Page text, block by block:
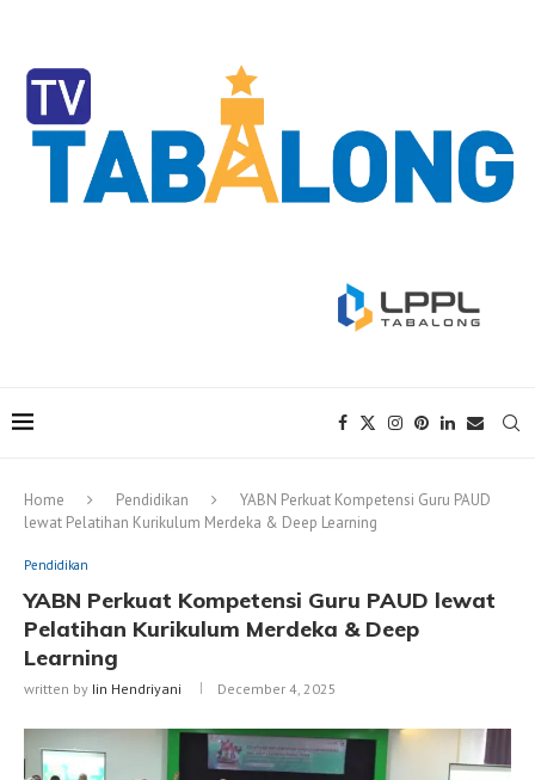
Home Pendidikan
YABN Perkuat Kompetensi Guru PAUD
lewat Pelatihan Kurikulum Merdeka & Deep Learning
Pendidikan
YABN Perkuat Kompetensi Guru PAUD lewat
Pelatihan Kurikulum Merdeka & Deep
Learning
written by Iin Hendriyani December 4, 2025